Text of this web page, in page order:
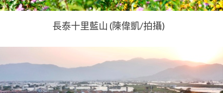
長泰十里藍山 (陳偉凱/拍攝)